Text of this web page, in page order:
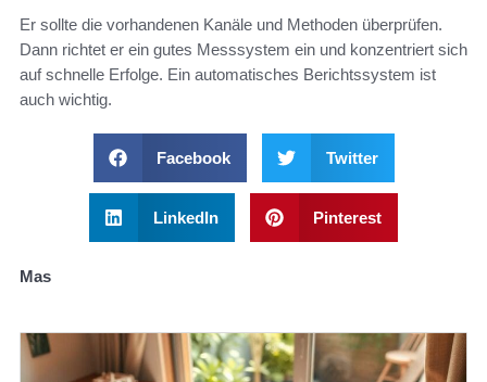
Er sollte die vorhandenen Kanäle und Methoden überprüfen.
Dann richtet er ein gutes Messsystem ein und konzentriert sich
auf schnelle Erfolge. Ein automatisches Berichtssystem ist
auch wichtig.
Facebook Twitter
LinkedIn Pinterest
Mas